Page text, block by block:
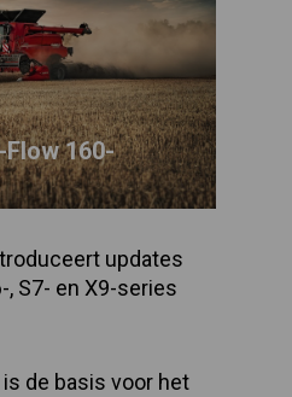
160-
updates
S7- en X9-series
de basis voor het